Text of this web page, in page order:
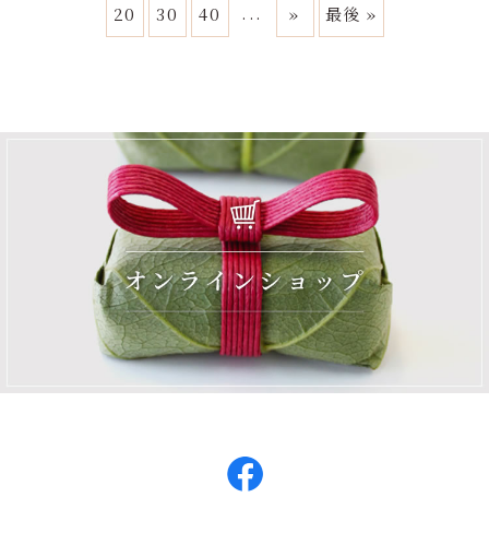
20 30 40 ... » 最後 »